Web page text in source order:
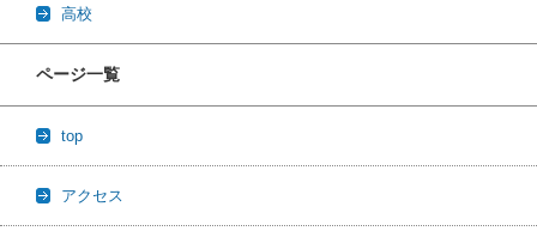
高校
ページ一覧
top
アクセス